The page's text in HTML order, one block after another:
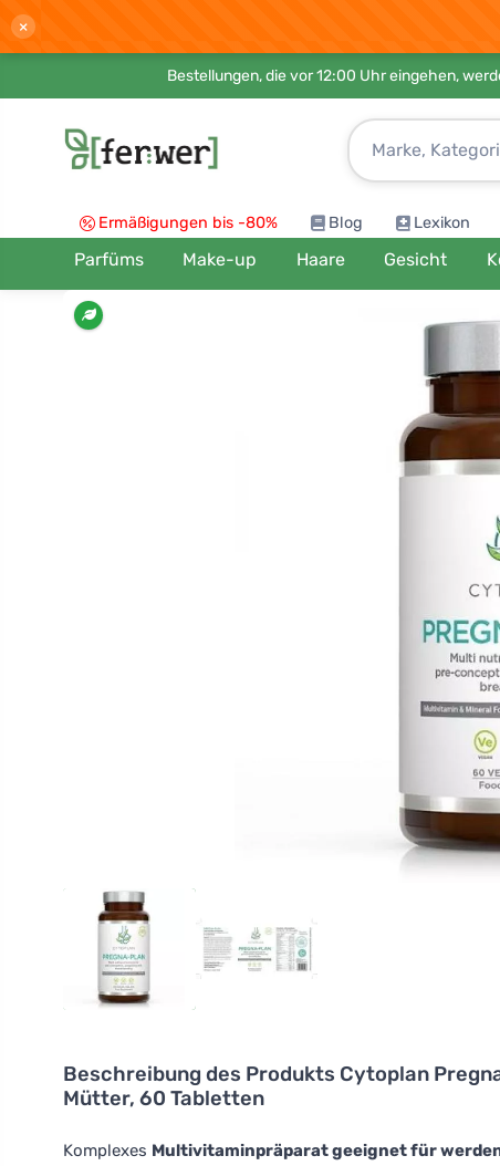
×
Bestellungen, die vor 12:00 Uhr eingehen,
Ermäßigungen bis -80% Blog Lexikon
Parfüms Make-up Haare Gesicht
Beschreibung des Produkts Cytoplan
Mütter, 60 Tabletten
Komplexes Multivitaminpräparat geeignet für